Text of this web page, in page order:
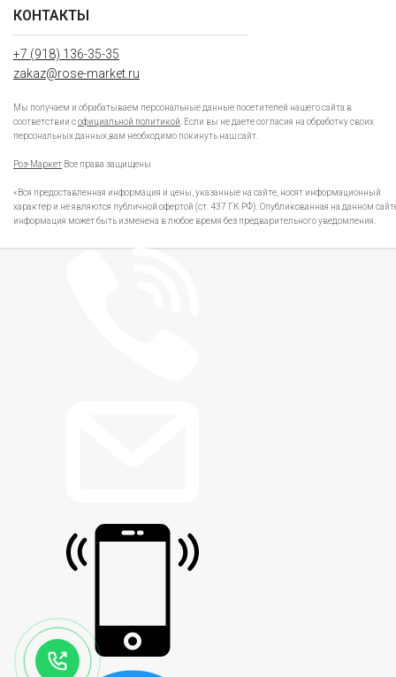
КОНТАКТЫ
+7 (918) 136-35-35
zakaz@rose-market.ru
Мы получаем и обрабатываем персональные данные посетителей нашего сайта в
соответствии софициальной политикой . Если вы не даете согласия на обработку своих
персональных данных,вам необходимо покинуть наш сайт.
Роз-Маркет Все права защищены
«Вся предоставленная информация и цены, указанные на сайте, носят информационный
характер и не являются публичной офертой (ст. 437 ГК РФ). Опубликованная на данном
информация может быть изменена в любое время без предварительного уведомления.